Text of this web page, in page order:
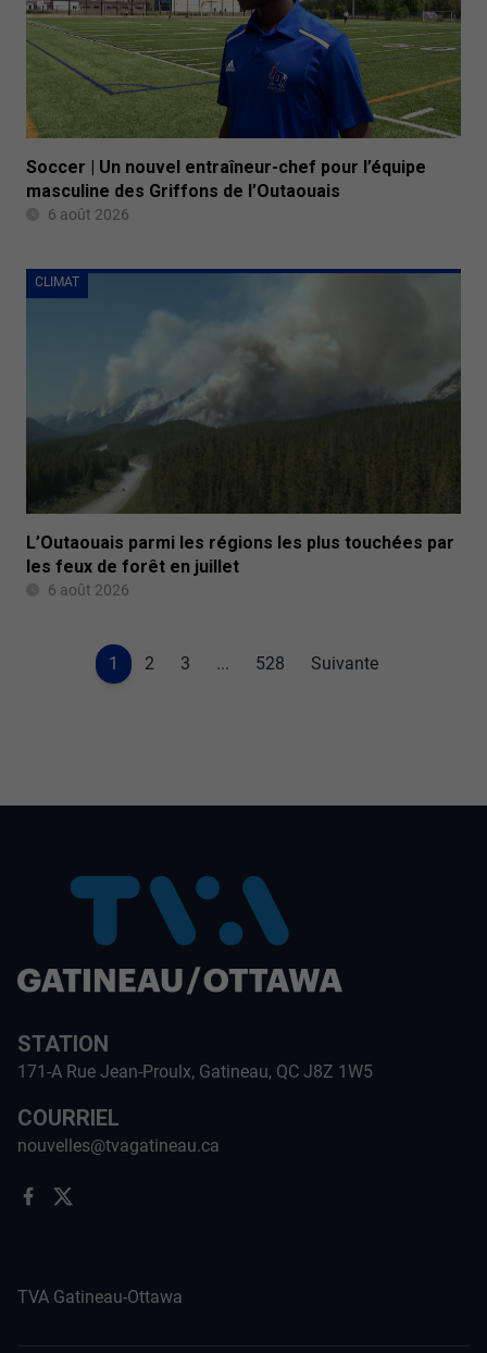
Soccer | Un nouvel entraîneur-chef pour l’équipe
masculine des Griffons de l’Outaouais
6 août 2026
CLIMAT
L’Outaouais parmi les régions les plus touchées par
les feux de forêt en juillet
6 août 2026
1 2 3 ... 528 Suivante
STATION
171-A Rue Jean-Proulx, Gatineau, QC J8Z 1W5
COURRIEL
nouvelles@tvagatineau.ca
TVA Gatineau-Ottawa